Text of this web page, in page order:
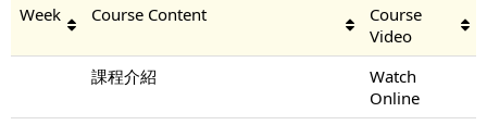
Week Course Content
Course
Video
課程介紹
Watch
Online